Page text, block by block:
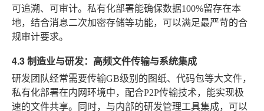
可追溯、可审计。私有化部署能确保数据100%留存在本
地，结合消息二次加密存储等功能，可以满足最严苛的合
规审计要求。
4.3 制造业与研发：高频文件传输与系统集成
研发团队经常需要传输GB级别的图纸、代码包等大文件，
私有化部署在内网环境中，配合P2P传输技术，能实现极
速的文件共享。同时，与内部的研发管理工具集成，可以